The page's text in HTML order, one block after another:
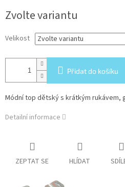
cena:
Zvolte variantu
Velikost
Přidat do košíku
Módní top dětský s krátkým rukávem,
Detailní informace
ZEPTAT SE HLÍDAT